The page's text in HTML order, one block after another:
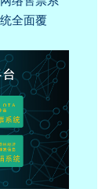
全面覆